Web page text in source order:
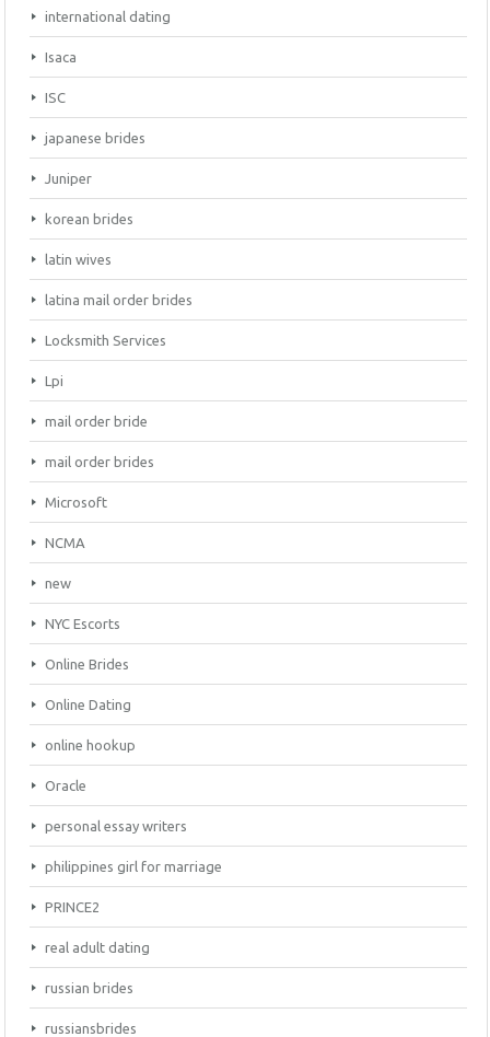
international dating
Isaca
ISC
japanese brides
Juniper
korean brides
latin wives
latina mail order brides
Locksmith Services
Lpi
mail order bride
mail order brides
Microsoft
NCMA
new
NYC Escorts
Online Brides
Online Dating
online hookup
Oracle
personal essay writers
philippines girl for marriage
PRINCE2
real adult dating
russian brides
russiansbrides